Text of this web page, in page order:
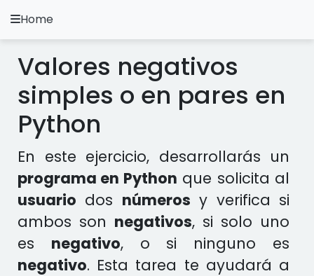
A.
Ejercicios Python
Instalación y Configuración
Metodología Python
Video Tutoriales
Ejercicios en otros Lenguajes
Apps
Home
Valores negativos
simples o en pares en
Python
En este ejercicio, desarrollarás un
programa en Python que solicita al
usuario dos números y verifica si
ambos son negativos, si solo uno
es negativo, o si ninguno es
negativo. Esta tarea te ayudará a